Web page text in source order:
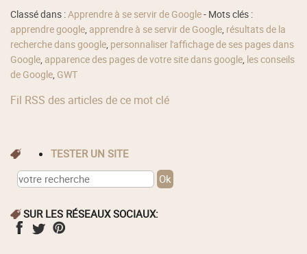
Classé dans :Apprendre à se servir de Google- Mots clés :
apprendre google, apprendre à se servir de Google, résultats de la
recherche dans google, personnaliser l'affichage de ses pages dans
Google, apparence des pages de votre site dans google, les conseils
de Google, GWT
Fil RSS des articles de ce mot clé
TESTER UN SITE
SUR LES RÉSEAUX SOCIAUX: